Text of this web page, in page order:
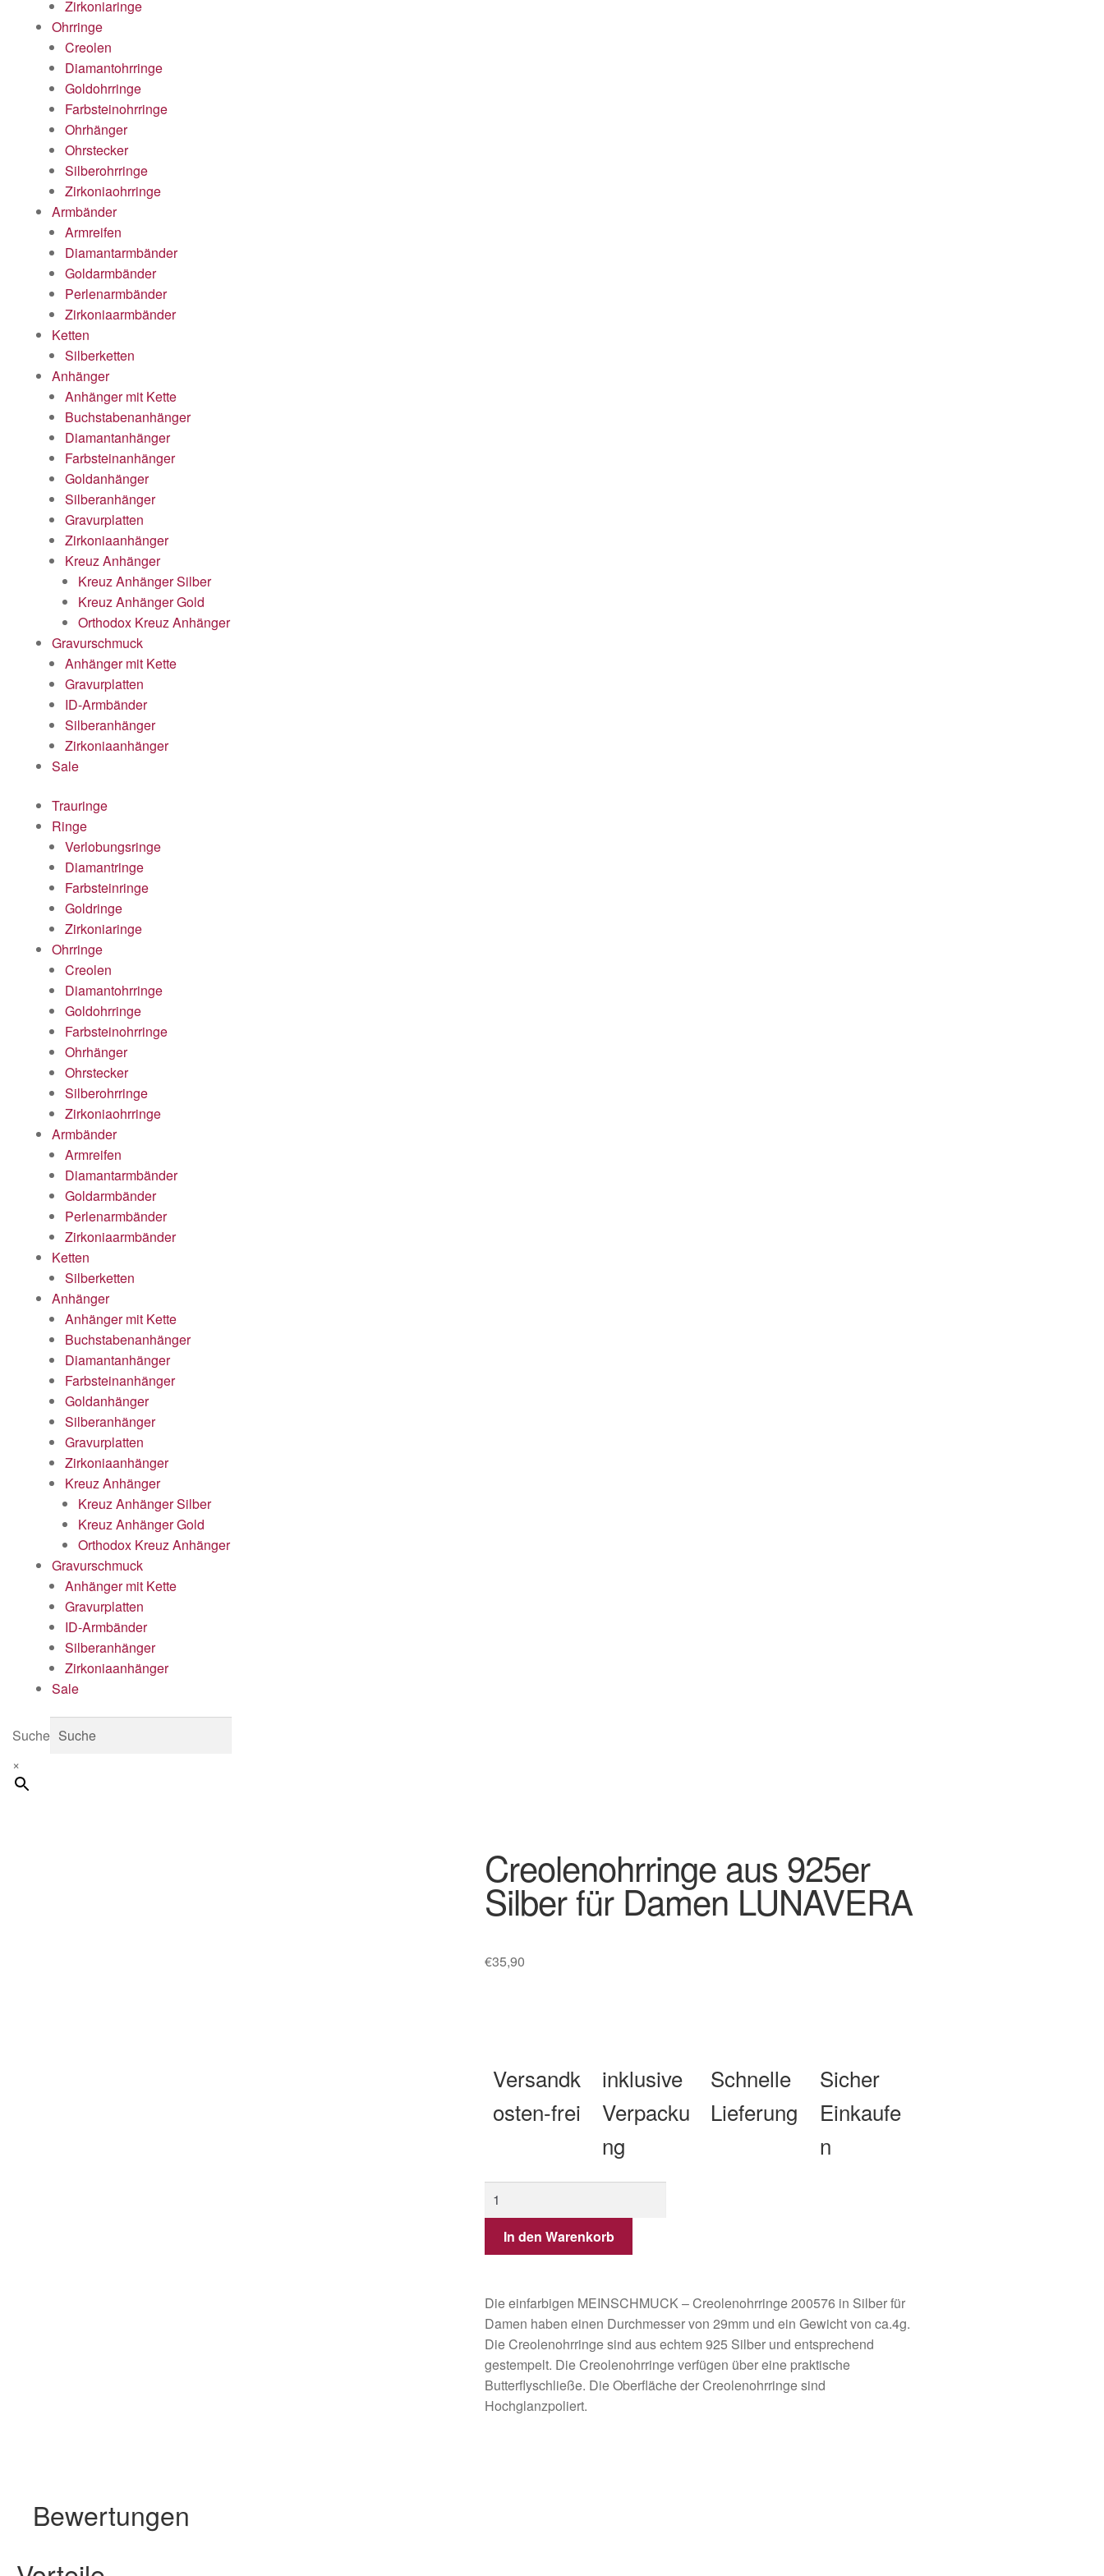
Zirkoniaringe
Ohrringe
Creolen
Diamantohrringe
Goldohrringe
Farbsteinohrringe
Ohrhänger
Ohrstecker
Silberohrringe
Zirkoniaohrringe
Armbänder
Armreifen
Diamantarmbänder
Goldarmbänder
Perlenarmbänder
Zirkoniaarmbänder
Ketten
Silberketten
Anhänger
Anhänger mit Kette
Buchstabenanhänger
Diamantanhänger
Farbsteinanhänger
Goldanhänger
Silberanhänger
Gravurplatten
Zirkoniaanhänger
Kreuz Anhänger
Kreuz Anhänger Silber
Kreuz Anhänger Gold
Orthodox Kreuz Anhänger
Gravurschmuck
Anhänger mit Kette
Gravurplatten
ID-Armbänder
Silberanhänger
Zirkoniaanhänger
Sale
Trauringe
Ringe
Verlobungsringe
Diamantringe
Farbsteinringe
Goldringe
Zirkoniaringe
Ohrringe
Creolen
Diamantohrringe
Goldohrringe
Farbsteinohrringe
Ohrhänger
Ohrstecker
Silberohrringe
Zirkoniaohrringe
Armbänder
Armreifen
Diamantarmbänder
Goldarmbänder
Perlenarmbänder
Zirkoniaarmbänder
Ketten
Silberketten
Anhänger
Anhänger mit Kette
Buchstabenanhänger
Diamantanhänger
Farbsteinanhänger
Goldanhänger
Silberanhänger
Gravurplatten
Zirkoniaanhänger
Kreuz Anhänger
Kreuz Anhänger Silber
Kreuz Anhänger Gold
Orthodox Kreuz Anhänger
Gravurschmuck
Anhänger mit Kette
Gravurplatten
ID-Armbänder
Silberanhänger
Zirkoniaanhänger
Sale
Suche
×
Creolenohrringe aus 925er
Silber für Damen LUNAVERA
€35,90
Versandk
osten-frei
inklusive
Verpacku
ng
Schnelle
Lieferung
Sicher
Einkaufe
n
In den Warenkorb
Die einfarbigen MEINSCHMUCK – Creolenohrringe 200576 in Silber für
Damen haben einen Durchmesser von 29mm und ein Gewicht von ca.4g.
Die Creolenohrringe sind aus echtem 925 Silber und entsprechend
gestempelt. Die Creolenohrringe verfügen über eine praktische
Butterflyschließe. Die Oberfläche der Creolenohrringe sind
Hochglanzpoliert.
Bewertungen